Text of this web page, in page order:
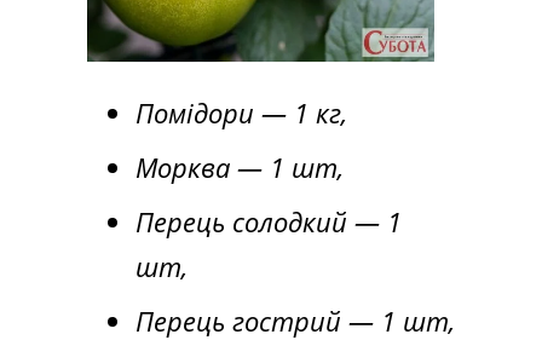
Помідори — 1 кг,
Морква — 1 шт,
Перець солодкий — 1
шт,
Перець гострий — 1 шт,